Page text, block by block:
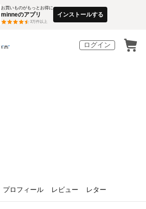
お買いものがもっとお得に
minneのアプリ
3万件以上
インストールする
ログイン
プロフィール レビュー レター